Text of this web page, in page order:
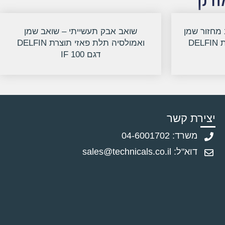
שמן
ואמולסיה תלת פאזי תוצרת DELFIN
שואב אבק תעשייתי – שואב שמן
ואמולסיה תלת פאזי תוצרת DELFIN
דגם IF 100
יצירת קשר
משרד: 04-6001702
דוא"ל: sales@technicals.co.il